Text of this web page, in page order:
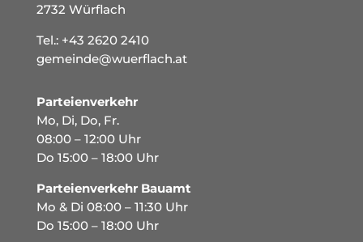
2732 Würflach
Tel.: +43 2620 2410
gemeinde@wuerflach.at
Parteienverkehr
Mo, Di, Do, Fr.
08:00 – 12:00 Uhr
Do 15:00 – 18:00 Uhr
Parteienverkehr Bauamt
Mo & Di 08:00 – 11:30 Uhr
Do 15:00 – 18:00 Uhr